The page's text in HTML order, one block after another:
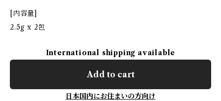
[内容量]
2.5g x 2包
International shipping available
Add to cart
日本国内にお住まいの方向け